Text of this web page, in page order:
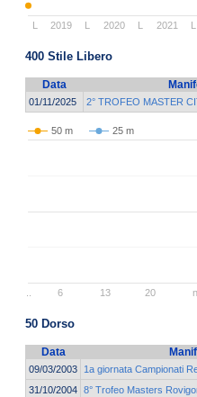
2019 2020 2021
L L L L
400 Stile Libero
Data
01/11/2025 2° TROFEO MASTER
50 m 25 m
6 13 20
50 Dorso
Data
09/03/2003
1a giornata Campionati
31/10/2004 8° Trofeo Masters